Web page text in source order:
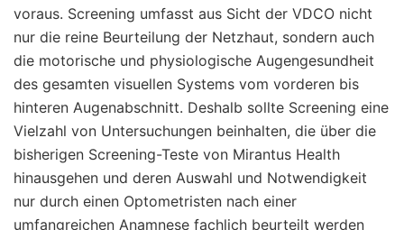
voraus. Screening umfasst aus Sicht der VDCO nicht
nur die reine Beurteilung der Netzhaut, sondern auch
die motorische und physiologische Augengesundheit
des gesamten visuellen Systems vom vorderen bis
hinteren Augenabschnitt. Deshalb sollte Screening eine
Vielzahl von Untersuchungen beinhalten, die über die
bisherigen Screening-Teste von Mirantus Health
hinausgehen und deren Auswahl und Notwendigkeit
nur durch einen Optometristen nach einer
umfangreichen Anamnese fachlich beurteilt werden